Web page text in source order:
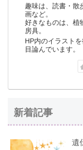
趣味は、読書・散
画など。
好きなものは、植
房具。
HP内のイラスト
目論んでいます。
新着記事
遺